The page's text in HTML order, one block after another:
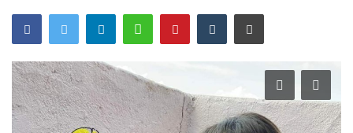
Gazete
Asayiş
Ulusalhaber